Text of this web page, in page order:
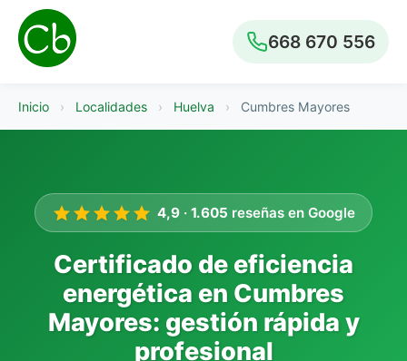
668 670 556
Inicio › Localidades › Huelva › Cumbres Mayores
4,9 · 1.605 reseñas en Google
Certificado de eficiencia
energética en Cumbres
Mayores: gestión rápida y
profesional